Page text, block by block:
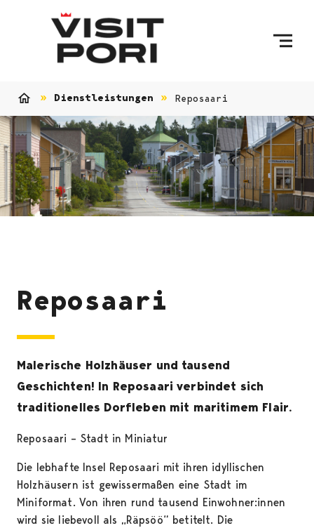
Dienstleistungen Reposaari
Reposaari
Malerische Holzhäuser und tausend
Geschichten! In Reposaari verbindet sich
traditionelles Dorfleben mit maritimem Flair.
Reposaari – Stadt in Miniatur
Die lebhafte Insel Reposaari mit ihren idyllischen
Holzhäusern ist gewissermaßen eine Stadt im
Miniformat. Von ihren rund tausend Einwohner:innen
wird sie liebevoll als „Räpsöö“ betitelt. Die